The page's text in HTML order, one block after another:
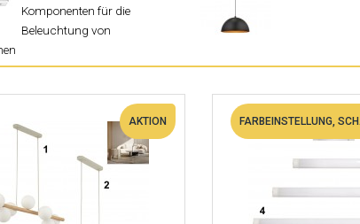
Komponenten für die
Beleuchtung von
AKTION